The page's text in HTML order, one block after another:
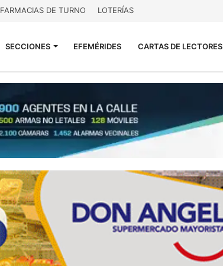
FARMACIAS DE TURNO LOTERÍAS
SECCIONES EFEMÉRIDES CARTAS DE LECTORES